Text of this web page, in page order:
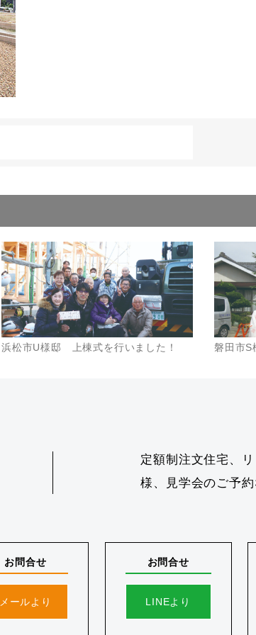
浜松市U様邸 上棟式を行いました！ 磐田市
定額制注文住宅、
様、見学会のご予
お問合せ
メールより
お問合せ
LINEより